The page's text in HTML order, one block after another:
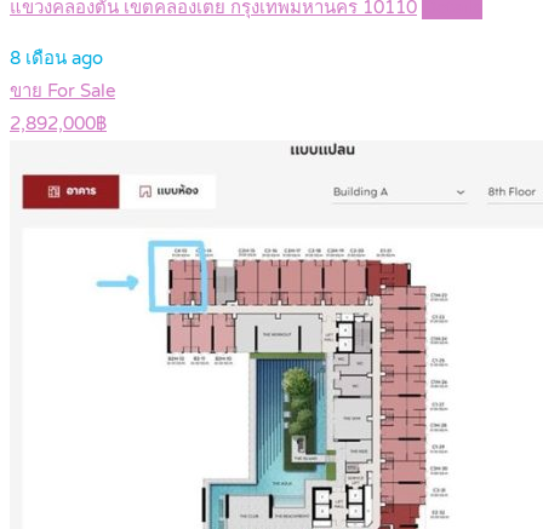
แขวงคลองตัน เขตคลองเตย กรุงเทพมหานคร 10110
8 เดือน ago
ขาย For Sale
2,892,000฿